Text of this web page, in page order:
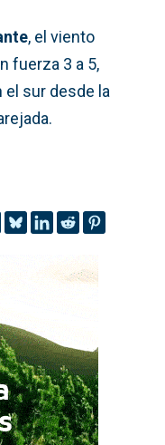
, el viento
fuerza 3 a 5,
el sur desde la